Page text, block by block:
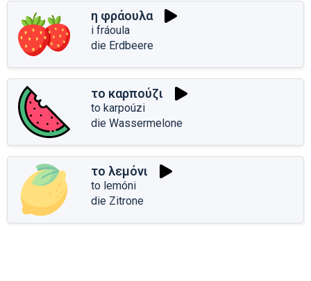
η φράουλα
i fráoula
die Erdbeere
το καρπούζι
to karpoúzi
die Wassermelone
το λεμόνι
to lemóni
die Zitrone